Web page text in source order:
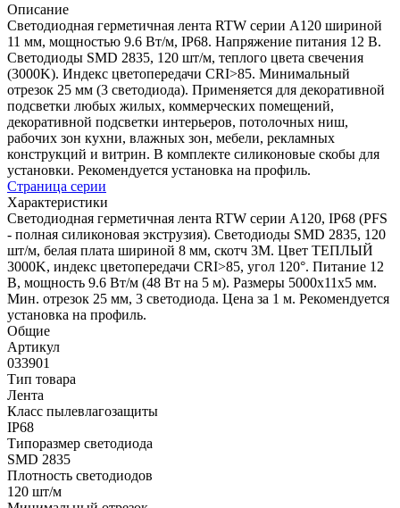
Описание
Светодиодная герметичная лента RTW серии A120 шириной
11 мм, мощностью 9.6 Вт/м, IP68. Напряжение питания 12 В.
Светодиоды SMD 2835, 120 шт/м, теплого цвета свечения
(3000K). Индекс цветопередачи CRI>85. Минимальный
отрезок 25 мм (3 светодиода). Применяется для декоративной
подсветки любых жилых, коммерческих помещений,
декоративной подсветки интерьеров, потолочных ниш,
рабочих зон кухни, влажных зон, мебели, рекламных
конструкций и витрин. В комплекте силиконовые скобы для
установки. Рекомендуется установка на профиль.
Страница серии
Характеристики
Светодиодная герметичная лента RTW серии A120, IP68 (PFS
- полная силиконовая экструзия). Светодиоды SMD 2835, 120
шт/м, белая плата шириной 8 мм, скотч 3M. Цвет ТЕПЛЫЙ
3000K, индекс цветопередачи CRI>85, угол 120°. Питание 12
В, мощность 9.6 Вт/м (48 Вт на 5 м). Размеры 5000x11x5 мм.
Мин. отрезок 25 мм, 3 светодиода. Цена за 1 м. Рекомендуется
установка на профиль.
Общие
Артикул
033901
Тип товара
Лента
Класс пылевлагозащиты
IP68
Типоразмер светодиода
SMD 2835
Плотность светодиодов
120 шт/м